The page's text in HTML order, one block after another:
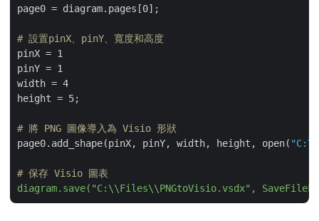
page0 = diagram.pages[0];
# 設置pinX、pinY、寬度和高度
pinX = 1
pinY = 1
width = 4
height = 5;
# 將 PNG 圖像導入為 Visio 形狀
page0.add_shape(pinX, pinY, width, height, open(
# 保存 Visio 圖表
diagram.save("C:\\Files\\PNGtoVisio.vsdx",